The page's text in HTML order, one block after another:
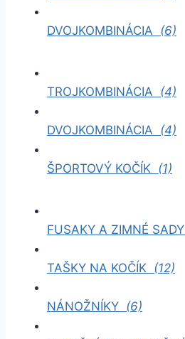
DVOJKOMBINÁCIA (6)
TROJKOMBINÁCIA (4)
DVOJKOMBINÁCIA (4)
ŠPORTOVÝ KOČÍK (1)
FUSAKY A ZIMNÉ SADY
TAŠKY NA KOČÍK (12)
NÁNOŽNÍKY (6)